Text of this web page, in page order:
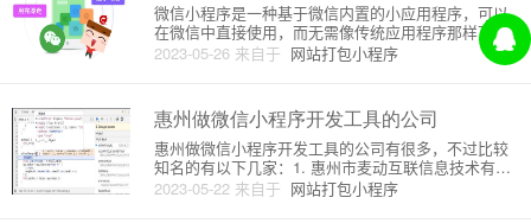
2023-05-26 来自于 网站打包小程序
微信小程序是一种基于微信内置的小应用程序，可以
在微信中直接使用，而无需像传统应用程序那样下
载、安装和卸载。微信小程序可以拥有比较完整的用
户界面和交互体验，同时也支持与微信生态下的其他
括以下几个部分：1. 微信开
惠州做微信小程序开发工具的公司
2023-05-22 来自于 网站打包小程序
惠州做微信小程序开发工具的公司有很多，不过比较
知名的有以下几家：1. 惠州市麦动互联信息技术有限
公司惠州市麦动互联信息技术有限公司成立于2013
年，是一家专注于移动互联网研发和服务的科技企